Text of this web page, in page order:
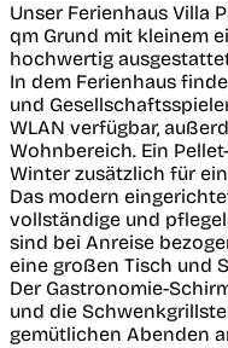
Unser Ferienhaus Villa
qm Grund mit kleinem
hochwertig
In dem Ferienhaus
und
WLAN verfügbar,
Wohnbereich. Ein
Winter zusätzlich für
Das modern
vollständige und
sind bei Anreise
eine großen Tisch und
Der Gastronomie-
und die
gemütlichen Abenden